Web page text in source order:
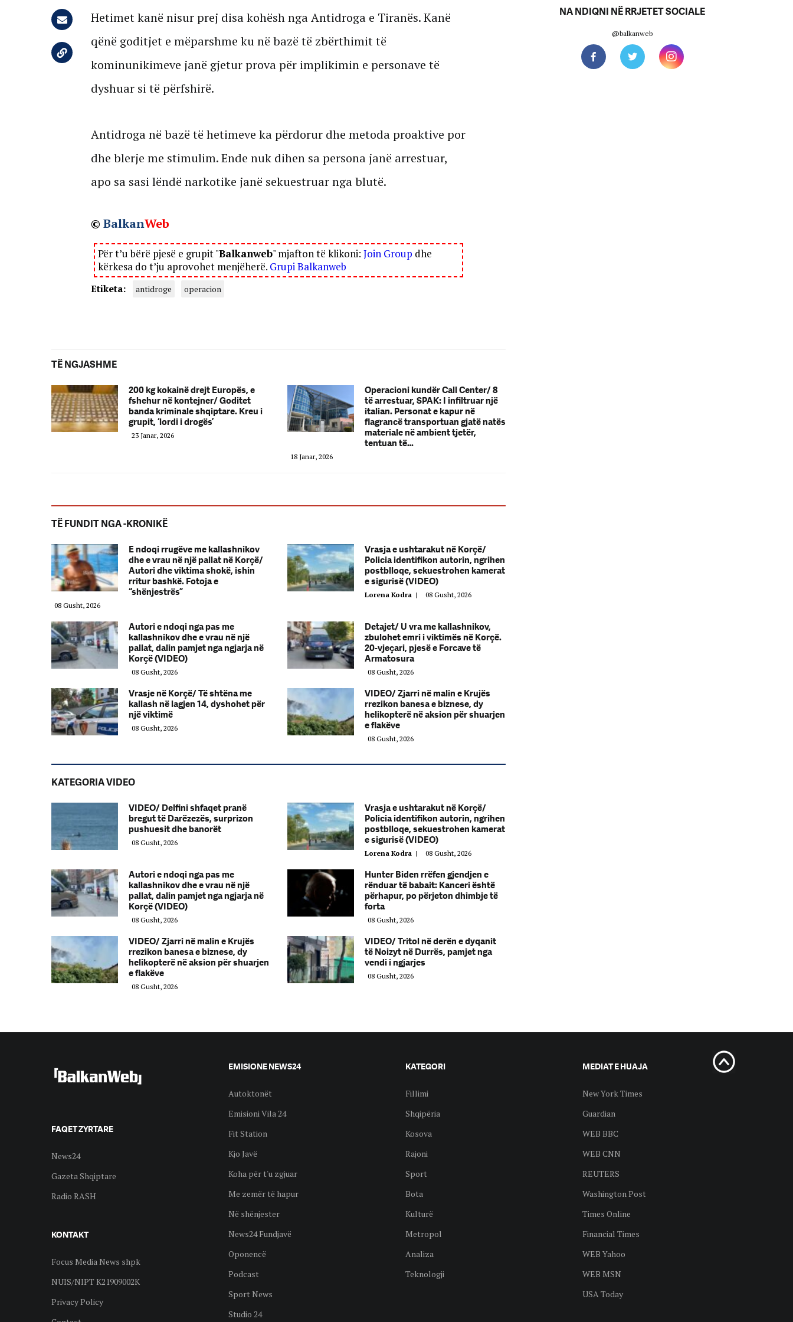
Hetimet kanë nisur prej disa kohësh nga Antidroga e Tiranës. Kanë
qënë goditjet e mëparshme ku në bazë të zbërthimit të
kominunikimeve janë gjetur prova për implikimin e personave të
dyshuar si të përfshirë.
Antidroga në bazë të hetimeve ka përdorur dhe metoda proaktive por
dhe blerje me stimulim. Ende nuk dihen sa persona janë arrestuar,
apo sa sasi lëndë narkotike janë sekuestruar nga blutë.
© BalkanWeb
Për t’u bërë pjesë e grupit "Balkanweb" mjafton të klikoni: Join Group dhe
kërkesa do t’ju aprovohet menjëherë. Grupi Balkanweb
Etiketa: antidroge operacion
TË NGJASHME
200 kg kokainë drejt Europës, e
fshehur në kontejner/ Goditet
banda kriminale shqiptare. Kreu i
grupit, ‘lordi i drogës’
23 Janar, 2026
Operacioni kundër Call Center/ 8
të arrestuar, SPAK: I infiltruar një
italian. Personat e kapur në
flagrancë transportuan gjatë natës
materiale në ambient tjetër,
tentuan të…
18 Janar, 2026
TË FUNDIT NGA -KRONIKË
E ndoqi rrugëve me kallashnikov
dhe e vrau në një pallat në Korçë/
Autori dhe viktima shokë, ishin
rritur bashkë. Fotoja e
“shënjestrës”
08 Gusht, 2026
Vrasja e ushtarakut në Korçë/
Policia identifikon autorin, ngrihen
postblloqe, sekuestrohen kamerat
e sigurisë (VIDEO)
Lorena Kodra | 08 Gusht, 2026
Autori e ndoqi nga pas me
kallashnikov dhe e vrau në një
pallat, dalin pamjet nga ngjarja në
Korçë (VIDEO)
08 Gusht, 2026
Detajet/ U vra me kallashnikov,
zbulohet emri i viktimës në Korçë.
20-vjeçari, pjesë e Forcave të
Armatosura
08 Gusht, 2026
Vrasje në Korçë/ Të shtëna me
kallash në lagjen 14, dyshohet për
një viktimë
08 Gusht, 2026
VIDEO/ Zjarri në malin e Krujës
rrezikon banesa e biznese, dy
helikopterë në aksion për shuarjen
e flakëve
08 Gusht, 2026
KATEGORIA VIDEO
VIDEO/ Delfini shfaqet pranë
bregut të Darëzezës, surprizon
pushuesit dhe banorët
08 Gusht, 2026
Vrasja e ushtarakut në Korçë/
Policia identifikon autorin, ngrihen
postblloqe, sekuestrohen kamerat
e sigurisë (VIDEO)
Lorena Kodra | 08 Gusht, 2026
Autori e ndoqi nga pas me
kallashnikov dhe e vrau në një
pallat, dalin pamjet nga ngjarja në
Korçë (VIDEO)
08 Gusht, 2026
Hunter Biden rrëfen gjendjen e
rënduar të babait: Kanceri është
përhapur, po përjeton dhimbje të
forta
08 Gusht, 2026
VIDEO/ Zjarri në malin e Krujës
rrezikon banesa e biznese, dy
helikopterë në aksion për shuarjen
e flakëve
08 Gusht, 2026
VIDEO/ Tritol në derën e dyqanit
të Noizyt në Durrës, pamjet nga
vendi i ngjarjes
08 Gusht, 2026
NA NDIQNI NË RRJETET SOCIALE
@balkanweb
FAQET ZYRTARE
News24
Gazeta Shqiptare
Radio RASH
KONTAKT
Focus Media News shpk
NUIS/NIPT K21909002K
Privacy Policy
EMISIONE NEWS24
Autoktonët
Emisioni Vila 24
Fit Station
Kjo Javë
Koha për t'u zgjuar
Me zemër të hapur
Në shënjester
News24 Fundjavë
Oponencë
Podcast
Sport News
Studio 24
KATEGORI
Fillimi
Shqipëria
Kosova
Rajoni
Sport
Bota
Kulturë
Metropol
Analiza
Teknologji
MEDIAT E HUAJA
New York Times
Guardian
WEB BBC
WEB CNN
REUTERS
Washington Post
Times Online
Financial Times
WEB Yahoo
WEB MSN
USA Today